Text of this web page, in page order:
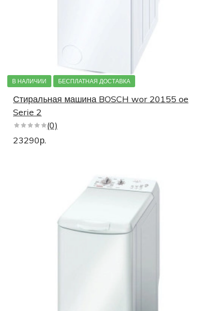
В НАЛИЧИИ БЕСПЛАТНАЯ ДОСТАВКА
Стиральная машина BOSCH wor 20155 oe
Serie 2
(0)
23290р.